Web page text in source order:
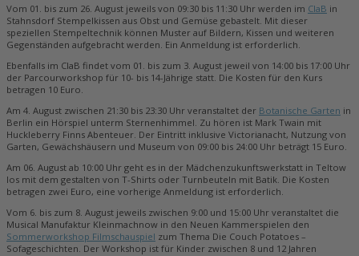
Vom 01. bis zum 26. August jeweils von 09:30 bis 11:30 Uhr werden im ClaB in
Stahnsdorf Stempelkissen aus Obst und Gemüse gebastelt. Mit dieser
speziellen Stempeltechnik können Muster auf Bildern, Kissen und weiteren
Gegenständen aufgebracht werden. Ein Anmeldung ist erforderlich.
Ebenfalls im ClaB findet vom 01. bis zum 3. August jeweil von 14:00 bis 17:00 Uhr
der Parcourworkshop für 10- bis 14-Jährige statt. Die Kosten für den Kurs
betragen 10 Euro.
Am 4. August zwischen 21:30 bis 23:30 Uhr veranstaltet der Botanische Garten in
Berlin ein Hörspiel unterm Sternenhimmel. Zu hören ist Mark Twain mit
Huckleberry Finns Abenteuer. Der Eintritt inklusive Victorianacht, Nutzung von
Garten, Gewächshäusern und Museum von 09:00 bis 24:00 Uhr beträgt 15 Euro.
Am 06. August ab 10:00 Uhr geht es in der Mädchenzukunftswerkstatt in Teltow
los mit dem gestalten von T-Shirts oder Turnbeuteln mit Batik. Die Kosten
betragen zwei Euro, eine vorherige Anmeldung ist erforderlich.
Vom 6. bis zum 8. August jeweils zwischen 9:00 und 15:00 Uhr veranstaltet die
Musical Manufaktur Kleinmachnow in den Neuen Kammerspielen den
Sommerworkshop Filmschauspiel zum Thema Die Couch Potatoes –
Sofageschichten. Der Workshop ist für Kinder zwischen 8 und 12 Jahren